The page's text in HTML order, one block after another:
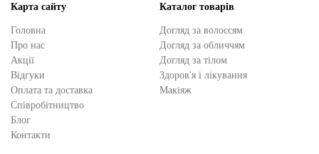
Карта сайту
Головна
Про нас
Акції
Відгуки
Оплата та доставка
Cпівробітництво
Блог
Контакти
Каталог товарів
Догляд за волоссям
Догляд за обличчям
Догляд за тілом
Здоров'я і лікування
Макіяж